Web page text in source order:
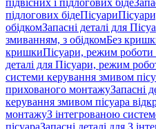
підвісних і підлогових біде
підлогових бідеПісуари
обідкомЗапасні деталі для
змиванням, з обідкомБез
кришкиПісуари, режим роботи
деталі для Пісуари, режим
системи керування змивом
прихованого монтажуЗапасні
керування змивом пісуара
монтажуЗ інтегрованою
пісуараЗапасні деталі для З